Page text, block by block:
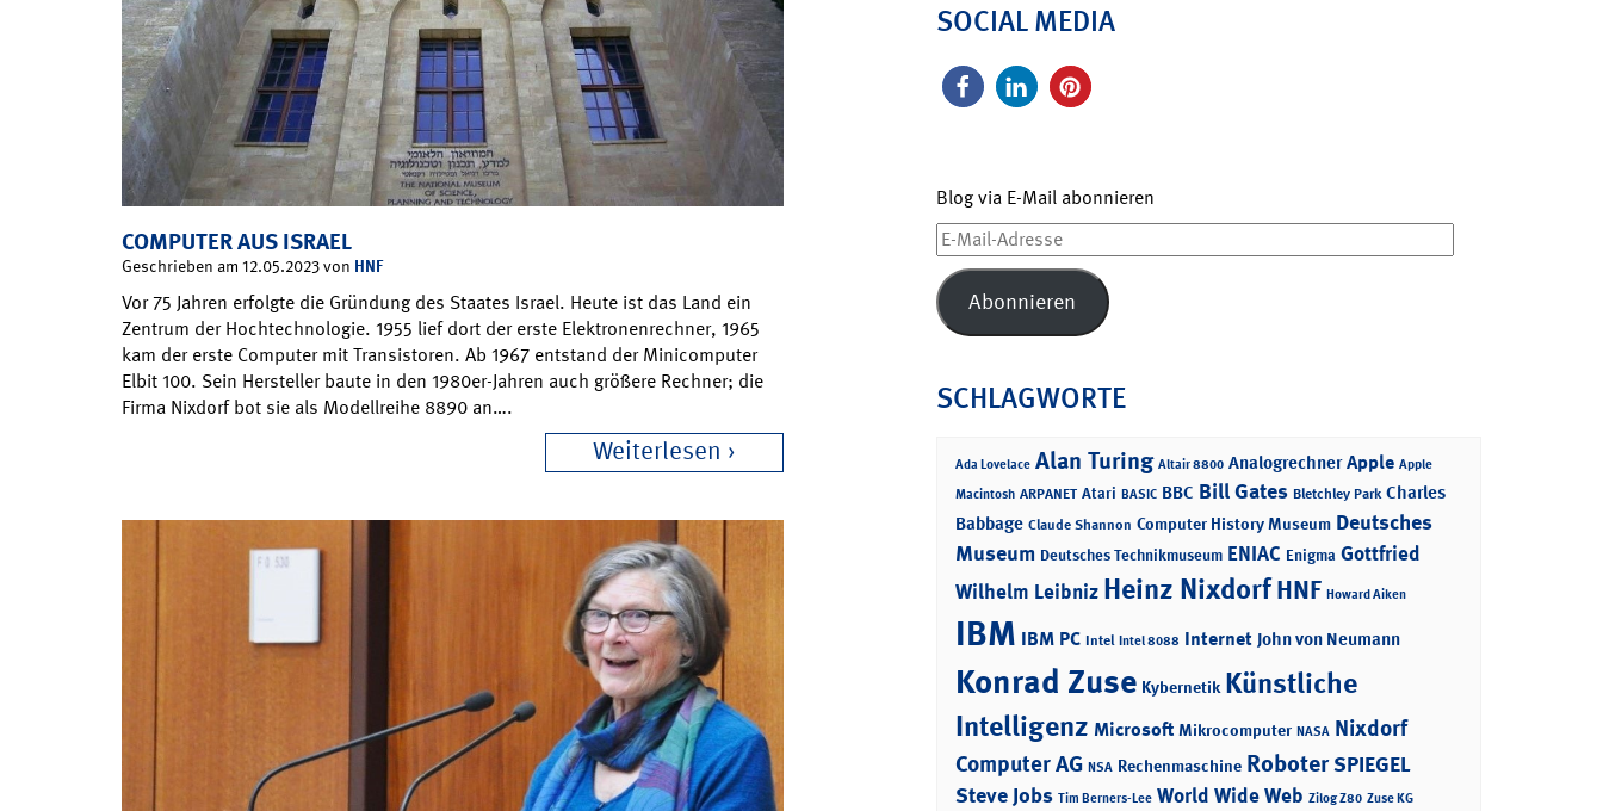
COMPUTER AUS ISRAEL
Geschrieben am 12.05.2023 von HNF
Vor 75 Jahren erfolgte die Gründung des Staates Israel. Heute ist das Land ein
Zentrum der Hochtechnologie. 1955 lief dort der erste Elektronenrechner, 1965
kam der erste Computer mit Transistoren. Ab 1967 entstand der Minicomputer
Elbit 100. Sein Hersteller baute in den 1980er-Jahren auch größere Rechner; die
Firma Nixdorf bot sie als Modellreihe 8890 an….
Weiterlesen
SOCIAL MEDIA
Blog via E-Mail abonnieren
E-
Mail-
Adresse
Abonnieren
SCHLAGWORTE
Ada Lovelace Alan Turing Altair 8800 Analogrechner Apple Apple
Macintosh ARPANET Atari BASIC BBC Bill Gates Bletchley Park Charles
Babbage Claude Shannon Computer History Museum Deutsches
Museum Deutsches Technikmuseum ENIAC Enigma Gottfried
Wilhelm Leibniz Heinz NixdorfHNF Howard Aiken
IBM IBM PC Intel Intel 8088 Internet John von Neumann
Konrad Zuse Kybernetik Künstliche
Intelligenz Microsoft Mikrocomputer NASA Nixdorf
Computer AG NSA Rechenmaschine RoboterSPIEGEL
Steve Jobs Tim Berners-Lee World Wide Web Zilog Z80 Zuse KG